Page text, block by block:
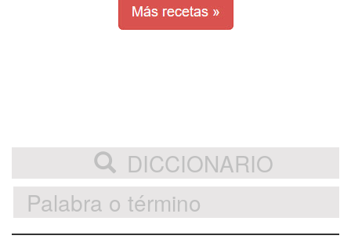
DICCIONARIO